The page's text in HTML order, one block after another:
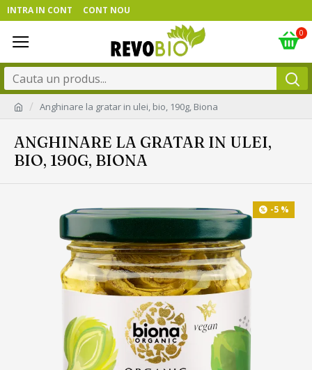
INTRA IN CONT CONT NOU
0
Anghinare la gratar in ulei, bio, 190g, Biona
ANGHINARE LA GRATAR IN ULEI,
BIO, 190G, BIONA
-5 %